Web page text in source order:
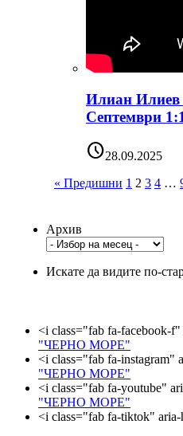
Илиан Илиев
Септември 1:1
schedule28.09.2025
« Предишни 1 2 3 4 …
Архив
Искате да видите по-
<i class="fab fa-facebook-
"ЧЕРНО МОРЕ"
<i class="fab fa-instagram"
"ЧЕРНО МОРЕ"
<i class="fab fa-youtube"
"ЧЕРНО МОРЕ"
<i class="fab fa-tiktok"